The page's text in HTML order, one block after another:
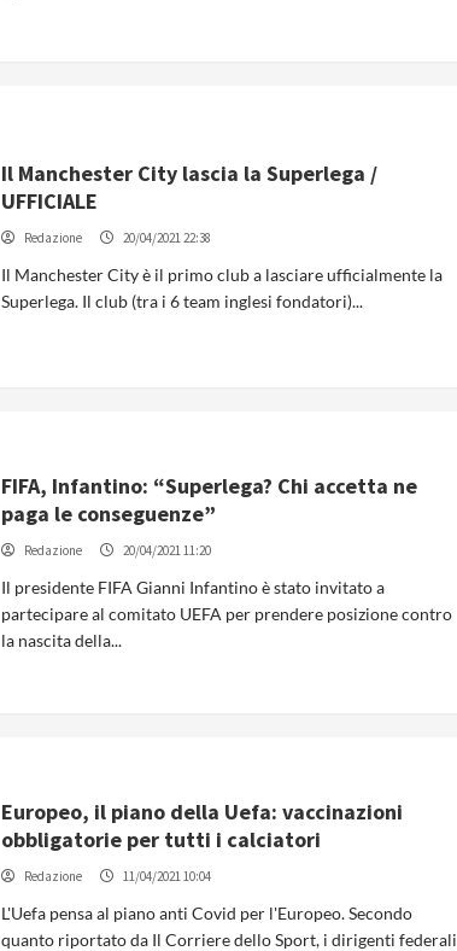
Il Manchester City lascia la Superlega /
UFFICIALE
Redazione 20/04/2021 22:38
Il Manchester City è il primo club a lasciare ufficialmente la
Superlega. Il club (tra i 6 team inglesi fondatori)...
FIFA, Infantino: “Superlega? Chi accetta ne
paga le conseguenze”
Redazione 20/04/2021 11:20
Il presidente FIFA Gianni Infantino è stato invitato a
partecipare al comitato UEFA per prendere posizione contro
la nascita della...
Europeo, il piano della Uefa: vaccinazioni
obbligatorie per tutti i calciatori
Redazione 11/04/2021 10:04
L'Uefa pensa al piano anti Covid per l'Europeo. Secondo
quanto riportato da Il Corriere dello Sport, i dirigenti federali